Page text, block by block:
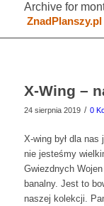
Archive for
ZnadPlanszy.pl
X-Wing –
24 sierpnia 2019 / 0
X-wing był dla
nie jesteśmy
Gwiezdnych
banalny. Jest to
naszej kolekcji.